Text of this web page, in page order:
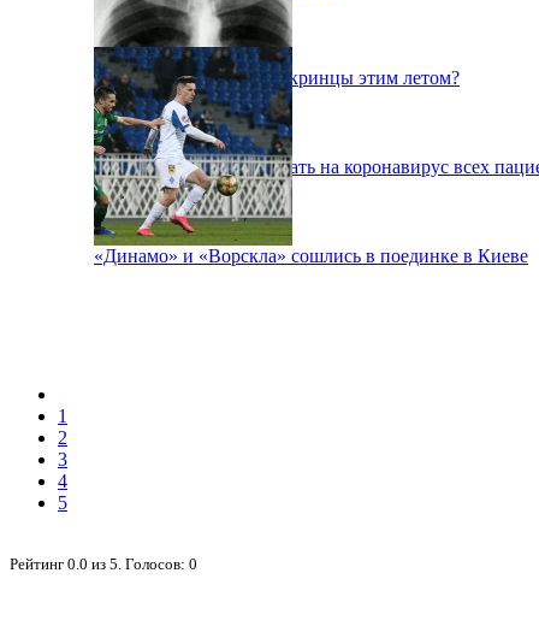
Куда поедут отдыхать укринцы этим летом?
В Киеве будут тестировать на коронавирус всех
«Динамо» и «Ворскла» сошлись в поединке в Киеве
1
2
3
4
5
Рейтинг 0.0 из 5 . Голосов: 0